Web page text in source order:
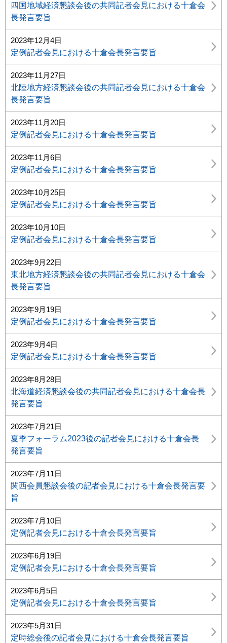
四国地域経済懇談会後の共同記者会見における十倉会
長発言要旨
2023年12月4日
定例記者会見における十倉会長発言要旨
2023年11月27日
北陸地方経済懇談会後の共同記者会見における十倉会
長発言要旨
2023年11月20日
定例記者会見における十倉会長発言要旨
2023年11月6日
定例記者会見における十倉会長発言要旨
2023年10月25日
定例記者会見における十倉会長発言要旨
2023年10月10日
定例記者会見における十倉会長発言要旨
2023年9月22日
東北地方経済懇談会後の共同記者会見における十倉会
長発言要旨
2023年9月19日
定例記者会見における十倉会長発言要旨
2023年9月4日
定例記者会見における十倉会長発言要旨
2023年8月28日
北海道経済懇談会後の共同記者会見における十倉会長
発言要旨
2023年7月21日
夏季フォーラム2023後の記者会見における十倉会長
発言要旨
2023年7月11日
関西会員懇談会後の記者会見における十倉会長発言要
旨
2023年7月10日
定例記者会見における十倉会長発言要旨
2023年6月19日
定例記者会見における十倉会長発言要旨
2023年6月5日
定例記者会見における十倉会長発言要旨
2023年5月31日
定時総会後の記者会見における十倉会長発言要旨